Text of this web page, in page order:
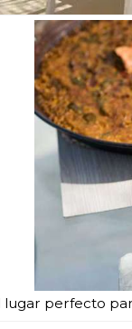
Eulària y al
lugar perfecto